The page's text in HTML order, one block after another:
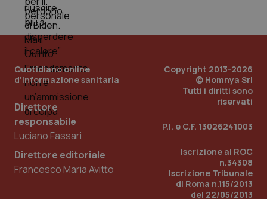
Quotidiano online
d'informazione sanitaria
Direttore
responsabile
Luciano Fassari
Direttore editoriale
Francesco Maria Avitto
Copyright 2013-2026
© Homnya Srl
Tutti i diritti sono
riservati
P.I. e C.F. 13026241003
Iscrizione al ROC
n.34308
Iscrizione Tribunale
di Roma n.115/2013
del 22/05/2013
_ga_KM60CM4NPH .quotidianosanita.it
1
mese